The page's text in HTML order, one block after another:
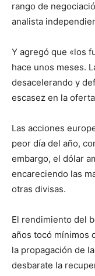
rango de
analista
Y agregó que «los
hace unos meses.
desacelerando y
escasez en la
Las acciones
peor día del año,
embargo, el dólar
encareciendo las
otras divisas.
El rendimiento del
años tocó mínimos
la propagación de
desbarate la